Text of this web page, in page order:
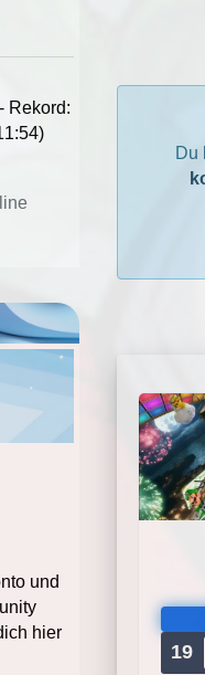
)
und
hier
Du
19